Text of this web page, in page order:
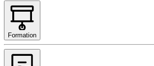
Formation